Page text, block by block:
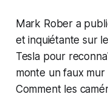
Mark Rober a
et inquiétante sur
Tesla pour
monte un faux
Comment les